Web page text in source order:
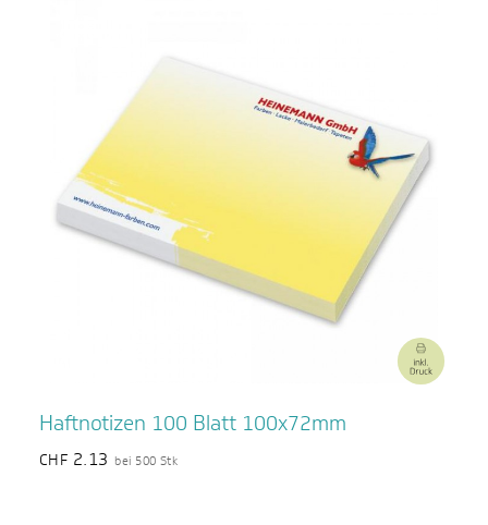
Haftnotizen 100 Blatt 100x72mm
CHF 2.13 bei 500 Stk